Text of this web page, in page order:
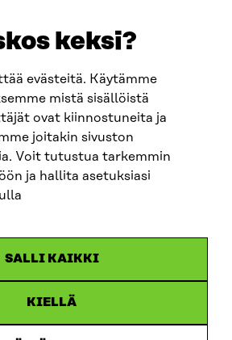
keksi?
evästeitä. Käytämme
mistä sisällöistä
ovat kiinnostuneita ja
joitakin sivuston
Voit tutustua tarkemmin
ja hallita asetuksiasi
SALLI KAIKKI
KIELLÄ